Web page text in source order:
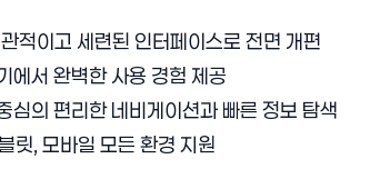
적이고 세련된 인터페이스로 전면 개편
에서 완벽한 사용 경험 제공
심의 편리한 네비게이션과 빠른 정보 탐색
릿, 모바일 모든 환경 지원